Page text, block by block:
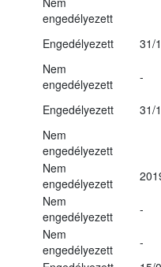
engedélyezett
Engedélyezett 31/
Nem
engedélyezett
-
Engedélyezett 31/
Nem
engedélyezett
Nem
engedélyezett
Nem
engedélyezett
-
Nem
engedélyezett
-